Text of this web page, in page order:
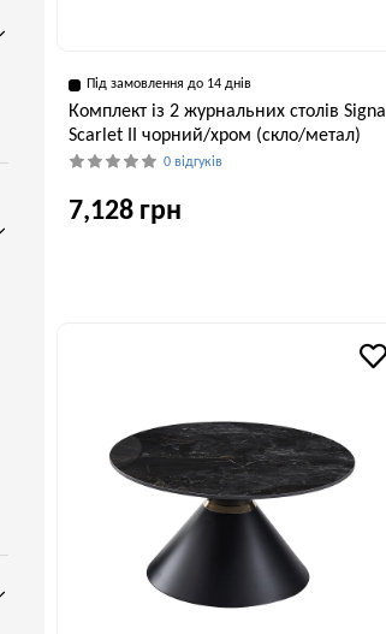
Під замовлення до 14 днів
Комплект із 2 журнальних столів Signal
Scarlet II чорний/хром (скло/метал)
0 відгуків
7,128 грн